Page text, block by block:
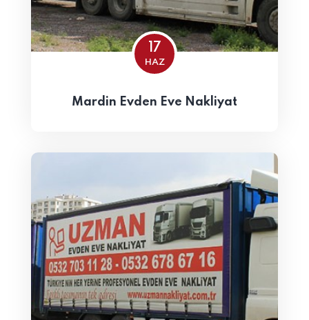
17
HAZ
Mardin Evden Eve Nakliyat